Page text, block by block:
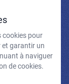
connaissance de
légales.
cookies pour
et garantir un
à naviguer
de cookies.